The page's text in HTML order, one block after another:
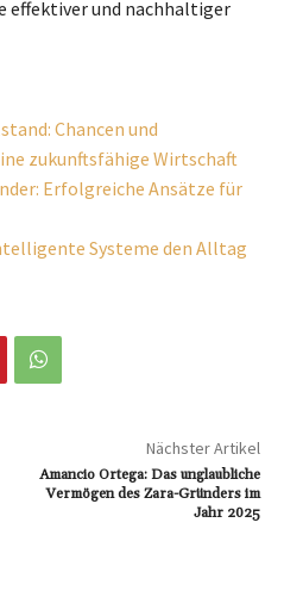
effektiver und nachhaltiger
Chancen und
zukunftsfähige Wirtschaft
Erfolgreiche Ansätze für
Systeme den Alltag
Nächster Artikel
Amancio Ortega: Das unglaubliche
Vermögen des Zara-Gründers im
Jahr 2025